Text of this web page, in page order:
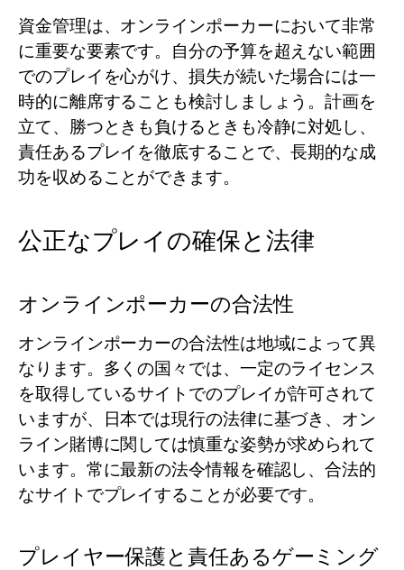
資金管理は、オンラインポーカーにおいて非常
に重要な要素です。自分の予算を超えない範囲
でのプレイを心がけ、損失が続いた場合には一
時的に離席することも検討しましょう。計画を
立て、勝つときも負けるときも冷静に対処し、
責任あるプレイを徹底することで、長期的な成
功を収めることができます。
公正なプレイの確保と法律
オンラインポーカーの合法性
オンラインポーカーの合法性は地域によって異
なります。多くの国々では、一定のライセンス
を取得しているサイトでのプレイが許可されて
いますが、日本では現行の法律に基づき、オン
ライン賭博に関しては慎重な姿勢が求められて
います。常に最新の法令情報を確認し、合法的
なサイトでプレイすることが必要です。
プレイヤー保護と責任あるゲーミング